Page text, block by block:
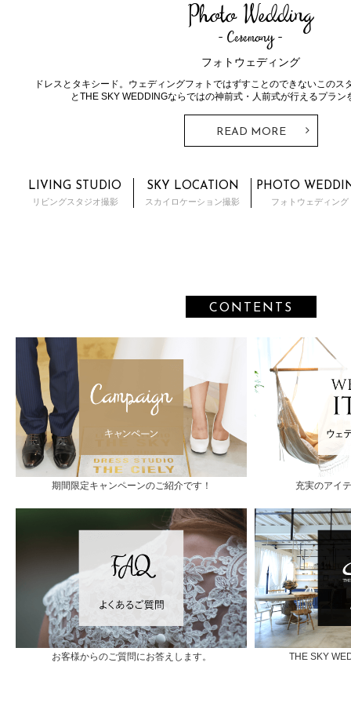
Combination Photo
コンビネーションフォト
洋装と和装、スタジオとロケーション等、組み合わせて撮影できるコンビ
LIVING STUDIO
リビングスタジオ撮影
SKY LOCATION
スカイロケーション撮影
PHOTO
フォトウェディング
CONTENTS
期間限定キャンペーンのご紹介です！ 充実のアイ
お客様からのご質問にお答えします。 THE SKY